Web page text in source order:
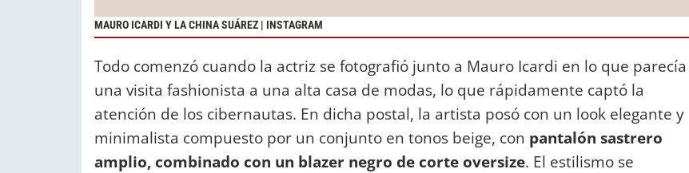
MAURO ICARDI Y LA CHINA SUÁREZ | INSTAGRAM
Todo comenzó cuando la actriz se fotografió junto a Mauro Icardi en lo que parecía
una visita fashionista a una alta casa de modas, lo que rápidamente captó la
atención de los cibernautas. En dicha postal, la artista posó con un look elegante y
minimalista compuesto por un conjunto en tonos beige, con pantalón sastrero
amplio, combinado con un blazer negro de corte oversize. El estilismo se